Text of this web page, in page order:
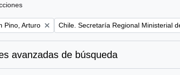
Pino, Arturo Remove filter:
Chile. Secretaría Regional Ministerial
avanzadas de búsqueda